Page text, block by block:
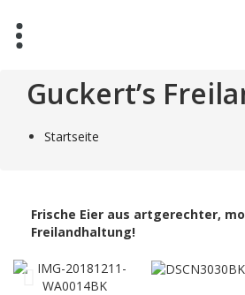
Guckert’s
Startseite
Frische Eier aus artgerechter,
Freilandhaltung!